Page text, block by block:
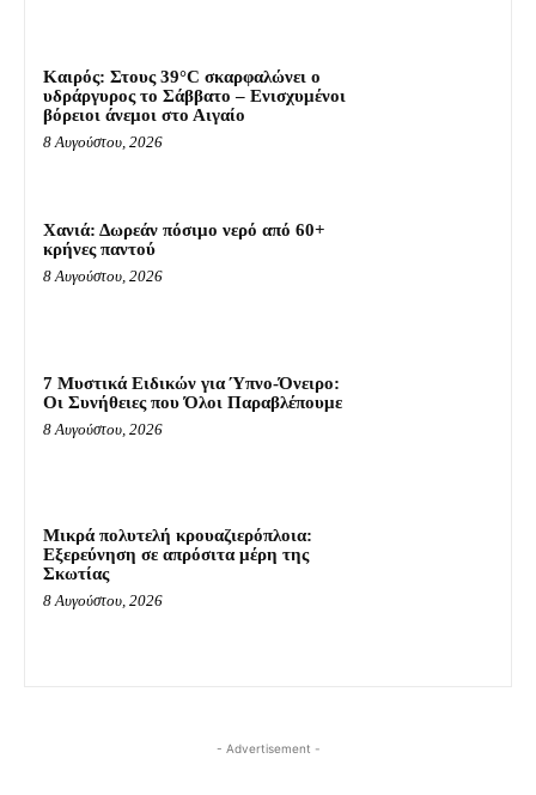
Καιρός: Στους 39°C σκαρφαλώνει ο
υδράργυρος το Σάββατο – Ενισχυμένοι
βόρειοι άνεμοι στο Αιγαίο
8 Αυγούστου, 2026
Χανιά: Δωρεάν πόσιμο νερό από 60+
κρήνες παντού
8 Αυγούστου, 2026
7 Μυστικά Ειδικών για Ύπνο-Όνειρο:
Οι Συνήθειες που Όλοι Παραβλέπουμε
8 Αυγούστου, 2026
Μικρά πολυτελή κρουαζιερόπλοια:
Εξερεύνηση σε απρόσιτα μέρη της
Σκωτίας
8 Αυγούστου, 2026
- Advertisement -